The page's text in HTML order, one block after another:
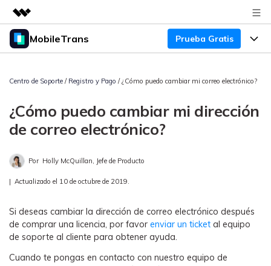
Productos destacados
Utilidades
Soluciones
Sala de prensa
Tienda
MobileTrans Prueba Gratis
Para Escritorio
Transferencia de WhatsApp
Android a iPhone o viceversa. Hace
y restaura copias de seguridad de
Respaldo y Restauración
Realiza y restaura copias de
seguridad de más de 18 tipos de
Precios para Windows
Precios para Mac
Descuentos Educativos
Soporte
Guía de Usuario
Más Soporte
Sobre Nosotros
Blog
Tendencias
Concursos y eventos Descargar
Centro de Soporte / Registro y Pago / ¿Cómo puedo cambiar mi correo electrónico?
¿Cómo puedo cambiar mi dirección
de correo electrónico?
Por Holly McQuillan, Jefe de Producto
| Actualizado el 10 de octubre de 2019.
Si deseas cambiar la dirección de correo electrónico después
de comprar una licencia, por favor enviar un ticket al equipo
de soporte al cliente para obtener ayuda.
Cuando te pongas en contacto con nuestro equipo de